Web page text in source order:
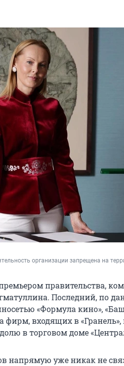
организации запрещена на
правительства,
Последний, по
«Формула кино»,
входящих в «Гранель»,
в торговом доме
напрямую уже никак не